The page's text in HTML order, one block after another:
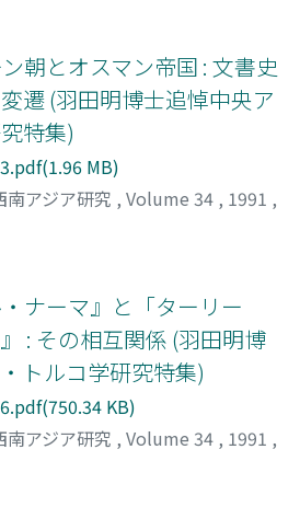
朝とオスマン帝国 : 文書史
遷 (羽田明博士追悼中央ア
特集)
MB)
南アジア研究 , Volume 34 , 1991 ,
ナーマ』と「ターリー
: その相互関係 (羽田明博
トルコ学研究特集)
KB)
南アジア研究 , Volume 34 , 1991 ,